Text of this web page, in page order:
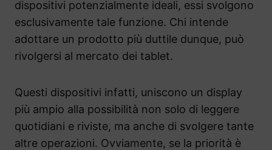
dispositivi potenzialmente ideali, essi svolgono
esclusivamente tale funzione. Chi intende
adottare un prodotto più duttile dunque, può
rivolgersi al mercato dei tablet.
Questi dispositivi infatti, uniscono un display
più ampio alla possibilità non solo di leggere
quotidiani e riviste, ma anche di svolgere tante
altre operazioni. Ovviamente, se la priorità è